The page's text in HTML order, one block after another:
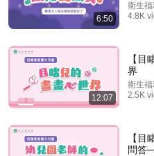
兒少保護：新手最容易
100KM 直播精華-EP13
6:50
衛生福
4.8K
12:07
【目
界
衛生福
2.5K
【目
問答